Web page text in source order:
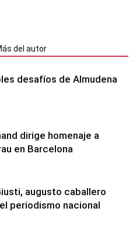
del autor
desafíos de Almudena
dirige homenaje a
en Barcelona
augusto caballero
periodismo nacional